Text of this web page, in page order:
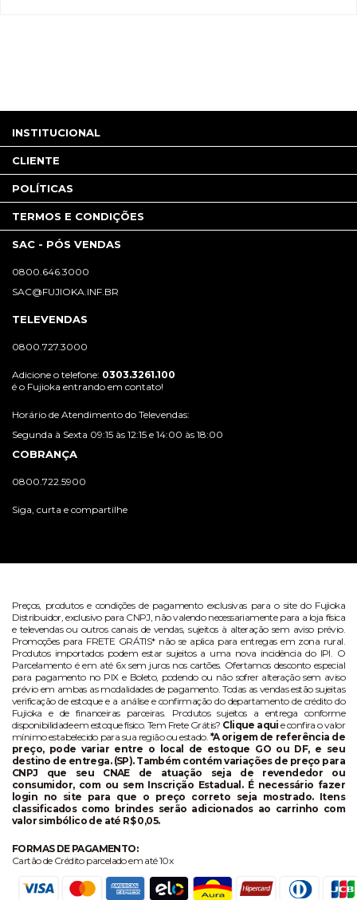
INSTITUCIONAL
CLIENTE
POLÍTICAS
TERMOS E CONDIÇÕES
SAC - PÓS VENDAS
0800.646.3000
SAC@FUJIOKA.INF.BR
TELEVENDAS
0800.727.3000
Adicione o telefone: 0303.3261.100
é o Fujioka entrando em contato!
Horário de Atendimento do Televendas:
Segunda à Sexta 09:15 às 12:15 e 14:00 às 18:00
COBRANÇA
0800.722.5900
Siga, curta e compartilhe
Preços, produtos e condições de pagamento exclusivas para o site do Fujioka
Distribuidor, exclusivo para CNPJ, não valendo necessariamente para a loja física
e televendas ou outros canais de vendas, sujeitos à alteração sem aviso prévio.
Promoções para FRETE GRÁTIS* não se aplica para entregas em zona rural.
Produtos importados podem estar sujeitos a uma nova incidência do IPI. O
Parcelamento é em até 6x sem juros nos cartões. Ofertamos desconto especial
para pagamento no PIX e Boleto, podendo ou não sofrer alteração sem aviso
prévio em ambas as modalidades de pagamento. Todas as vendas estão sujeitas
verificação de estoque e a análise e confirmação do departamento de crédito do
Fujioka e de financeiras parceiras. Produtos sujeitos a entrega conforme
disponibilidade em estoque físico. Tem Frete Grátis? Clique aqui e confira o valor
mínimo estabelecido para sua região ou estado. *A origem de referência de
preço, pode variar entre o local de estoque GO ou DF, e seu
destino de entrega. (SP). Também contém variações de preço para
CNPJ que seu CNAE de atuação seja de revendedor ou
consumidor, com ou sem Inscrição Estadual. É necessário fazer
login no site para que o preço correto seja mostrado. Itens
classificados como brindes serão adicionados ao carrinho com
valor simbólico de até R$ 0,05.
FORMAS DE PAGAMENTO:
Cartão de Crédito parcelado em até 10x